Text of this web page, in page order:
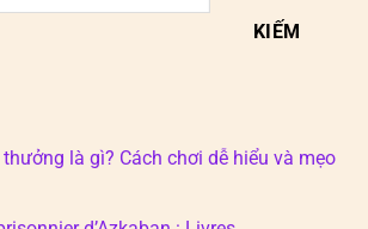
KIẾM
là gì? Cách chơi dễ hiểu và mẹo